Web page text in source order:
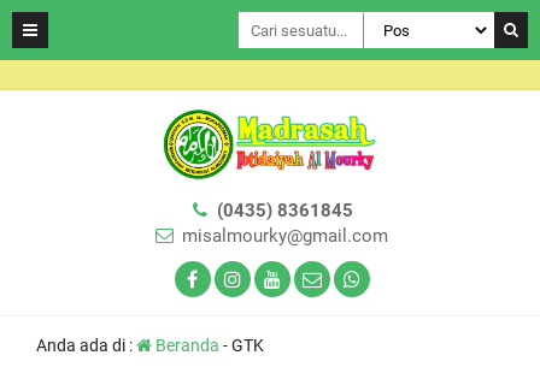
(0435) 8361845
misalmourky@gmail.com
Anda ada di : Beranda -GTK